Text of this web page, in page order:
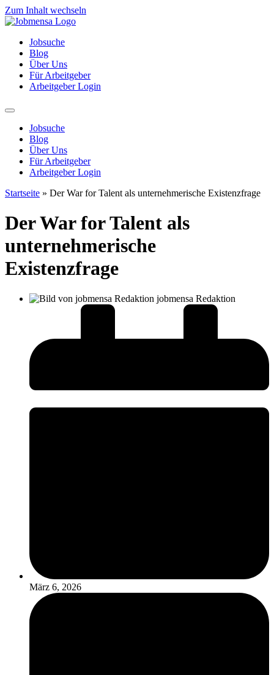
Zum Inhalt wechseln
Jobsuche
Blog
Über Uns
Für Arbeitgeber
Arbeitgeber Login
Jobsuche
Blog
Über Uns
Für Arbeitgeber
Arbeitgeber Login
Startseite » Der War for Talent als unternehmerische Existenzfrage
Der War for Talent als
unternehmerische
Existenzfrage
jobmensa Redaktion
März 6, 2026